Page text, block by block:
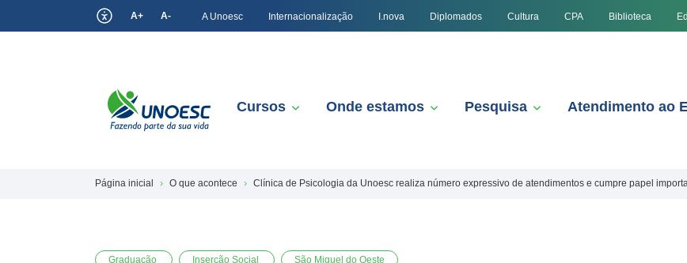
A+ A- A Unoesc Internacionalização I.nova Diplomados Cultura CPA Biblioteca
Cursos Onde estamos Pesquisa Atendimento ao
Página inicial O que acontece Clínica de Psicologia da Unoesc realiza número expressivo de atendimentos e cumpre papel
Graduação Inserção Social São Miguel do Oeste